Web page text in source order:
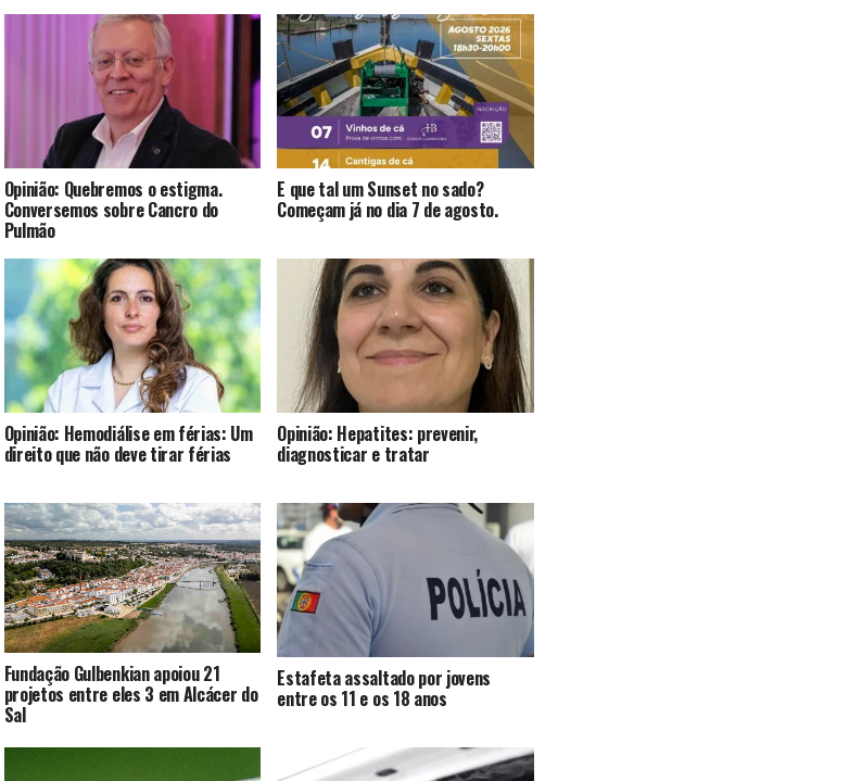
Opinião: Quebremos o estigma.
Conversemos sobre Cancro do
Pulmão
E que tal um Sunset no sado?
Começam já no dia 7 de agosto.
Opinião: Hemodiálise em férias: Um
direito que não deve tirar férias
Opinião: Hepatites: prevenir,
diagnosticar e tratar
Fundação Gulbenkian apoiou 21
projetos entre eles 3 em Alcácer do
Sal
Estafeta assaltado por jovens
entre os 11 e os 18 anos